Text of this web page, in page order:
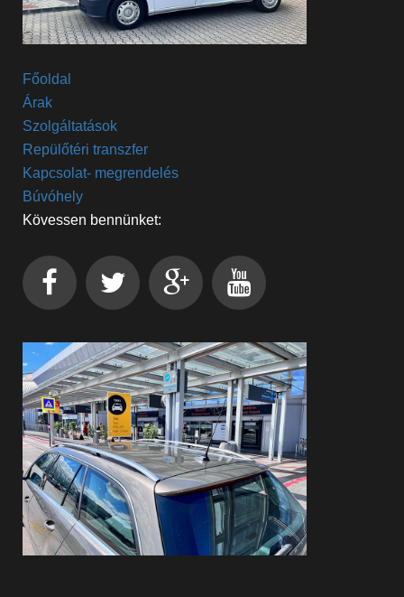
Főoldal
Árak
Szolgáltatások
Repülőtéri transzfer
Kapcsolat- megrendelés
Búvóhely
Kövessen bennünket: